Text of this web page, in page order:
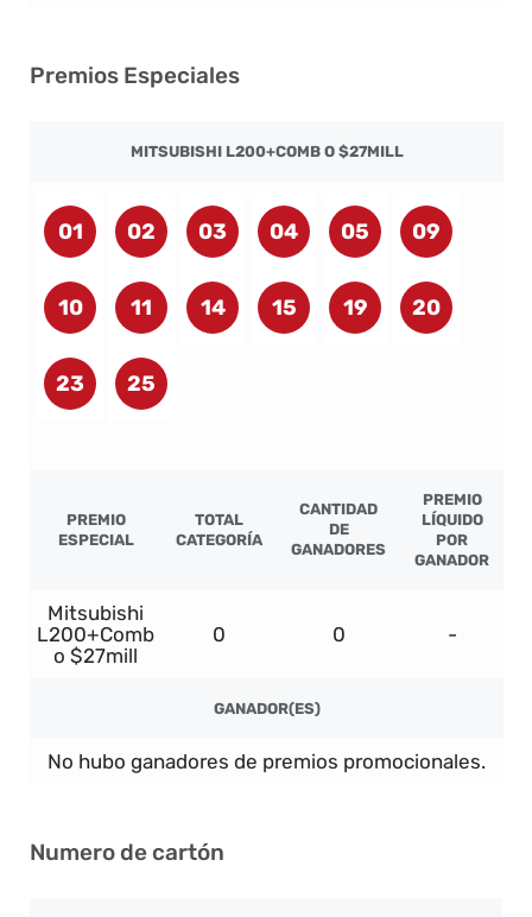
Premios Especiales
MITSUBISHI L200+COMB O $27MILL
01 02 03 04 05 09
10 11 14 15 19 20
23 25
PREMIO
ESPECIAL
TOTAL
CATEGORÍA
CANTIDAD
DE
GANADORES
PREMIO
LÍQUIDO
POR
GANADOR
Mitsubishi
L200+Comb
o $27mill
0 0 -
GANADOR(ES)
No hubo ganadores de premios promocionales.
Numero de cartón